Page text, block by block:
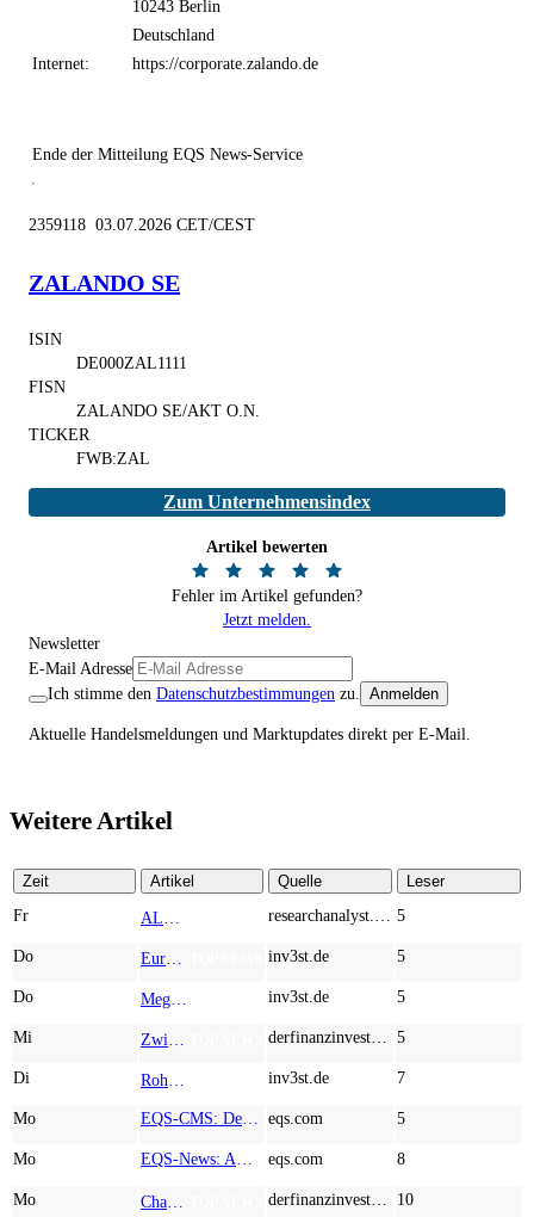
10243 Berlin
Deutschland
Internet:
https://corporate.zalando.de
Ende der Mitteilung EQS News-Service
2359118 03.07.2026 CET/CEST
ZALANDO SE
ISIN
DE000ZAL1111
FISN
ZALANDO SE/AKT O.N.
TICKER
FWB:ZAL
Zum Unternehmensindex
Artikel bewerten
Fehler im Artikel gefunden?
Jetzt melden.
Newsletter
E-Mail Adresse
Ich stimme den Datenschutzbestimmungen zu. Anmelden
Aktuelle Handelsmeldungen und Marktupdates direkt per E-Mail.
Weitere Artikel
Zeit Artikel Quelle
Leser
Fr
5
Do inv3st.de 5
Do inv3st.de 5
Mi 5
Di inv3st.de 7
Mo eqs.com 5
Mo eqs.com 8
Mo 10